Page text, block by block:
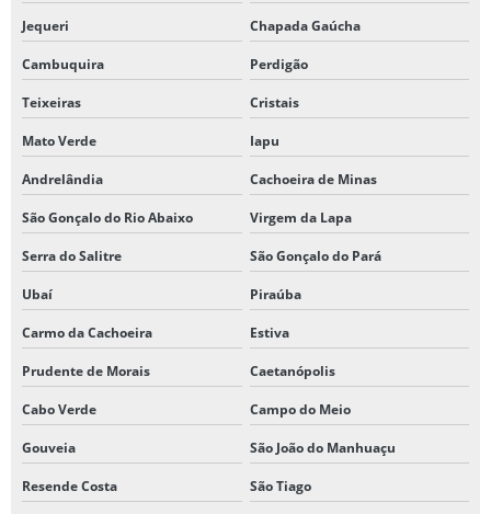
Jequeri Chapada Gaúcha
Cambuquira Perdigão
Teixeiras Cristais
Mato Verde Iapu
Andrelândia Cachoeira de Minas
São Gonçalo do Rio Abaixo Virgem da Lapa
Serra do Salitre São Gonçalo do Pará
Ubaí Piraúba
Carmo da Cachoeira Estiva
Prudente de Morais Caetanópolis
Cabo Verde Campo do Meio
Gouveia São João do Manhuaçu
Resende Costa São Tiago